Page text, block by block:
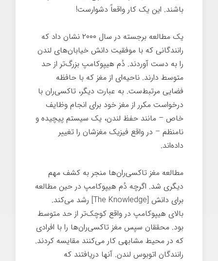
باشند. این یک کار واقعاً دشوارست!
یک مطالعه برجسته در سال ۲۰۰۰ نشان داد که
رانندگانی که با موفقیت دانش خیابان‌های لندن
را به دست آوردند. دُم هیپوکامپ بزرگ‌تر از حد
متوسط دارند. ناحیه‌ای از مغز که با حافظه
فضایی مرتبط‌ست. به عبارت دیگر، تاکسی‌ران با
درخواست مکرر از مغز خود برای انجام وظایف
خاص – مانند حفظ لندن، یک سیستم پیچیده و
نامنظم – در واقع فیزیک مغزشان را تغییر
داده‌اند.
مطالعه مغز تاکسی‌ران‌ها منجر به کشف مهم
دیگری شد. اگرچه دُم هیپوکامپ در حین مطالعه
برای دانش [The Knowledge] رشد می‌کند.
بالای هیپوکامپ در واقع کوچک‌تر از حد متوسط
بود. محققان سپس مغز تاکسی‌ران‌ها را با افرادی
که در محیط مشابهی کار می‌کنند مقایسه کردند.
رانندگان اتوبوس لندن. آنها دریافتند که